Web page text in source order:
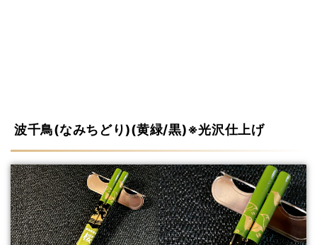
波千鳥(なみちどり)(黄緑/黒)※光沢仕上げ